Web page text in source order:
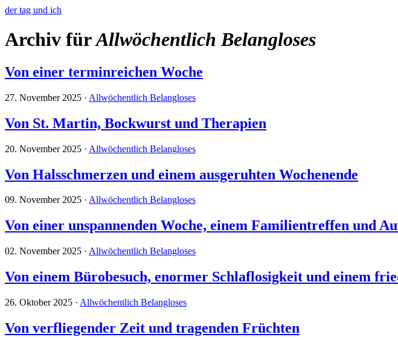
der tag und ich
Archiv fürAllwöchentlich Belangloses
Von einer terminreichen Woche
27. November 2025 · Allwöchentlich Belangloses
Von St. Martin, Bockwurst und Therapien
20. November 2025 · Allwöchentlich Belangloses
Von Halsschmerzen und einem ausgeruhten Wochenende
09. November 2025 · Allwöchentlich Belangloses
Von einer unspannenden Woche, einem Familientreffen und
02. November 2025 · Allwöchentlich Belangloses
Von einem Bürobesuch, enormer Schlaflosigkeit und einem
26. Oktober 2025 · Allwöchentlich Belangloses
Von verfliegender Zeit und tragenden Früchten